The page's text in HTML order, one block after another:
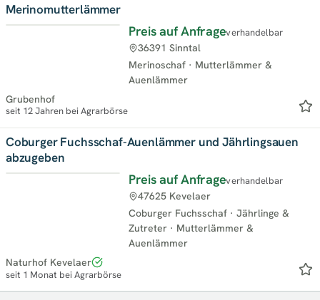
Merinomutterlämmer
Preis auf Anfrageverhandelbar
Merinoschaf · Mutterlämmer &
Auenlämmer
36391 Sinntal
Grubenhof
seit 12 Jahren bei Agrarbörse
Coburger Fuchsschaf-Auenlämmer und Jährlingsauen
abzugeben
Preis auf Anfrageverhandelbar
Coburger Fuchsschaf · Jährlinge &
Zutreter · Mutterlämmer &
Auenlämmer
47625 Kevelaer
Naturhof Kevelaer
seit 1 Monat bei Agrarbörse